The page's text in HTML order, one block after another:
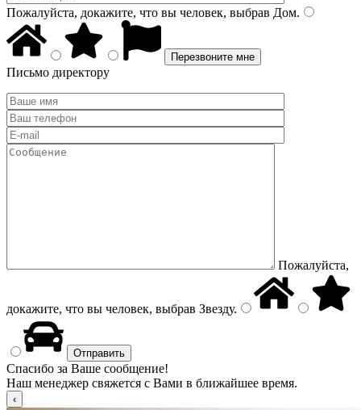
Пожалуйста, докажите, что вы человек, выбрав Дом.
Письмо директору
Пожалуйста,
докажите, что вы человек, выбрав Звезду.
Спасибо за Ваше сообщение!
Наш менеджер свяжется с Вами в ближайшее время.